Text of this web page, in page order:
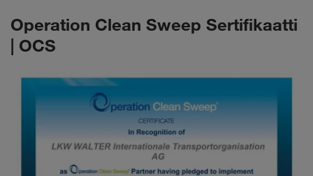
Operation Clean Sweep Sertifikaatti
| OCS